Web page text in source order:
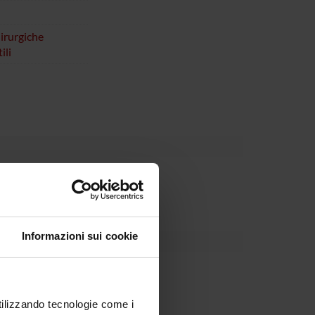
Informazioni sui cookie
tecnologie come i